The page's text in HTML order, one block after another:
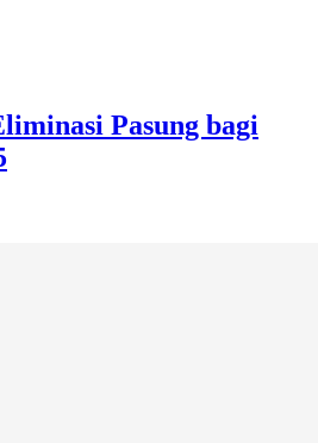
Pasung bagi